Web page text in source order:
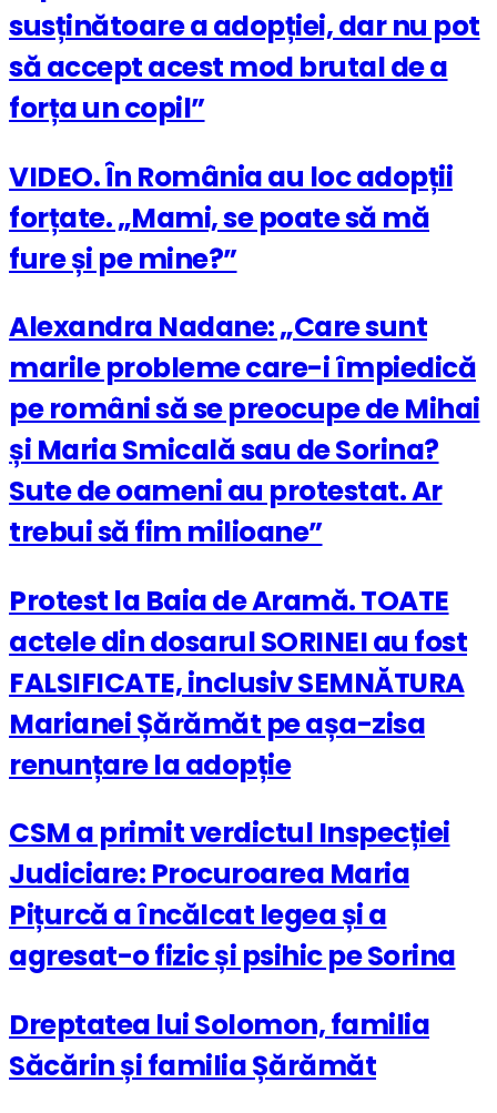
susținătoare a adopției, dar nu pot
să accept acest mod brutal de a
forța un copil”
VIDEO. În România au loc adopții
forțate. „Mami, se poate să mă
fure și pe mine?”
Alexandra Nadane: „Care sunt
marile probleme care-i împiedică
pe români să se preocupe de Mihai
și Maria Smicală sau de Sorina?
Sute de oameni au protestat. Ar
trebui să fim milioane”
Protest la Baia de Aramă. TOATE
actele din dosarul SORINEI au fost
FALSIFICATE, inclusiv SEMNĂTURA
Marianei Șărămăt pe așa-zisa
renunțare la adopție
CSM a primit verdictul Inspecției
Judiciare: Procuroarea Maria
Pițurcă a încălcat legea și a
agresat-o fizic și psihic pe Sorina
Dreptatea lui Solomon, familia
Săcărin și familia Șărămăt